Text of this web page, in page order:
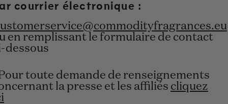
courrier électronique :
en remplissant le formulaire de contact
dessous
toute demande de renseignements
la presse et les affiliés cliquez